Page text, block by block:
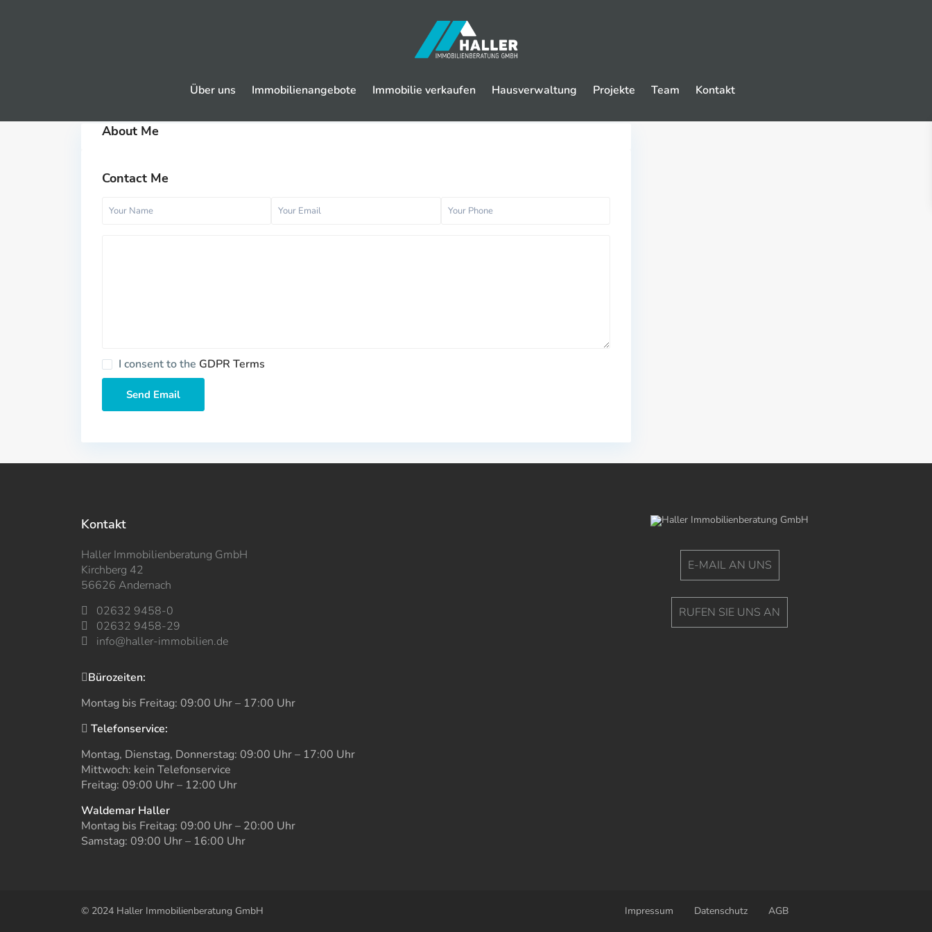
Über uns Immobilienangebote Immobilie verkaufen Hausverwaltung Projekte Team Kontakt
About Me
Contact Me
I consent to the GDPR Terms
Kontakt
Haller Immobilienberatung GmbH
Kirchberg 42
56626 Andernach
02632 9458-0
02632 9458-29
info@haller-immobilien.de
Bürozeiten:
Montag bis Freitag: 09:00 Uhr – 17:00 Uhr
Telefonservice:
Montag, Dienstag, Donnerstag: 09:00 Uhr – 17:00 Uhr
Mittwoch: kein Telefonservice
Freitag: 09:00 Uhr – 12:00 Uhr
Waldemar Haller
Montag bis Freitag: 09:00 Uhr – 20:00 Uhr
Samstag: 09:00 Uhr – 16:00 Uhr
E-MAIL AN UNS
RUFEN SIE UNS AN
© 2024 Haller Immobilienberatung GmbH Impressum Datenschutz AGB